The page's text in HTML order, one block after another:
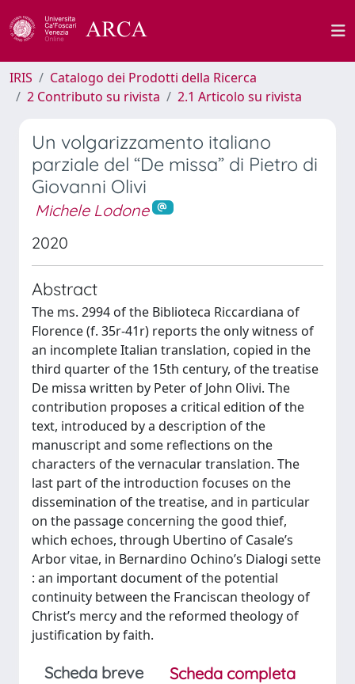
IRIS
Catalogo dei Prodotti della Ricerca
2 Contributo su rivista
2.1 Articolo su rivista
Un volgarizzamento italiano
parziale del “De missa” di Pietro di
Giovanni Olivi
Michele Lodone
2020
Abstract
The ms. 2994 of the Biblioteca Riccardiana of
Florence (f. 35r-41r) reports the only witness of
an incomplete Italian translation, copied in the
third quarter of the 15th century, of the treatise
De missa written by Peter of John Olivi. The
contribution proposes a critical edition of the
text, introduced by a description of the
manuscript and some reflections on the
characters of the vernacular translation. The
last part of the introduction focuses on the
dissemination of the treatise, and in particular
on the passage concerning the good thief,
which echoes, through Ubertino of Casale’s
Arbor vitae, in Bernardino Ochino’s Dialogi sette
: an important document of the potential
continuity between the Franciscan theology of
Christ’s mercy and the reformed theology of
justification by faith.
Scheda breve
Scheda completa